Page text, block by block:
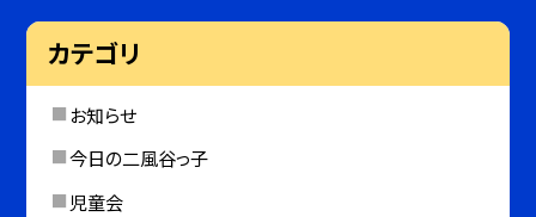
カテゴリ
お知らせ
今日の二風谷っ子
児童会